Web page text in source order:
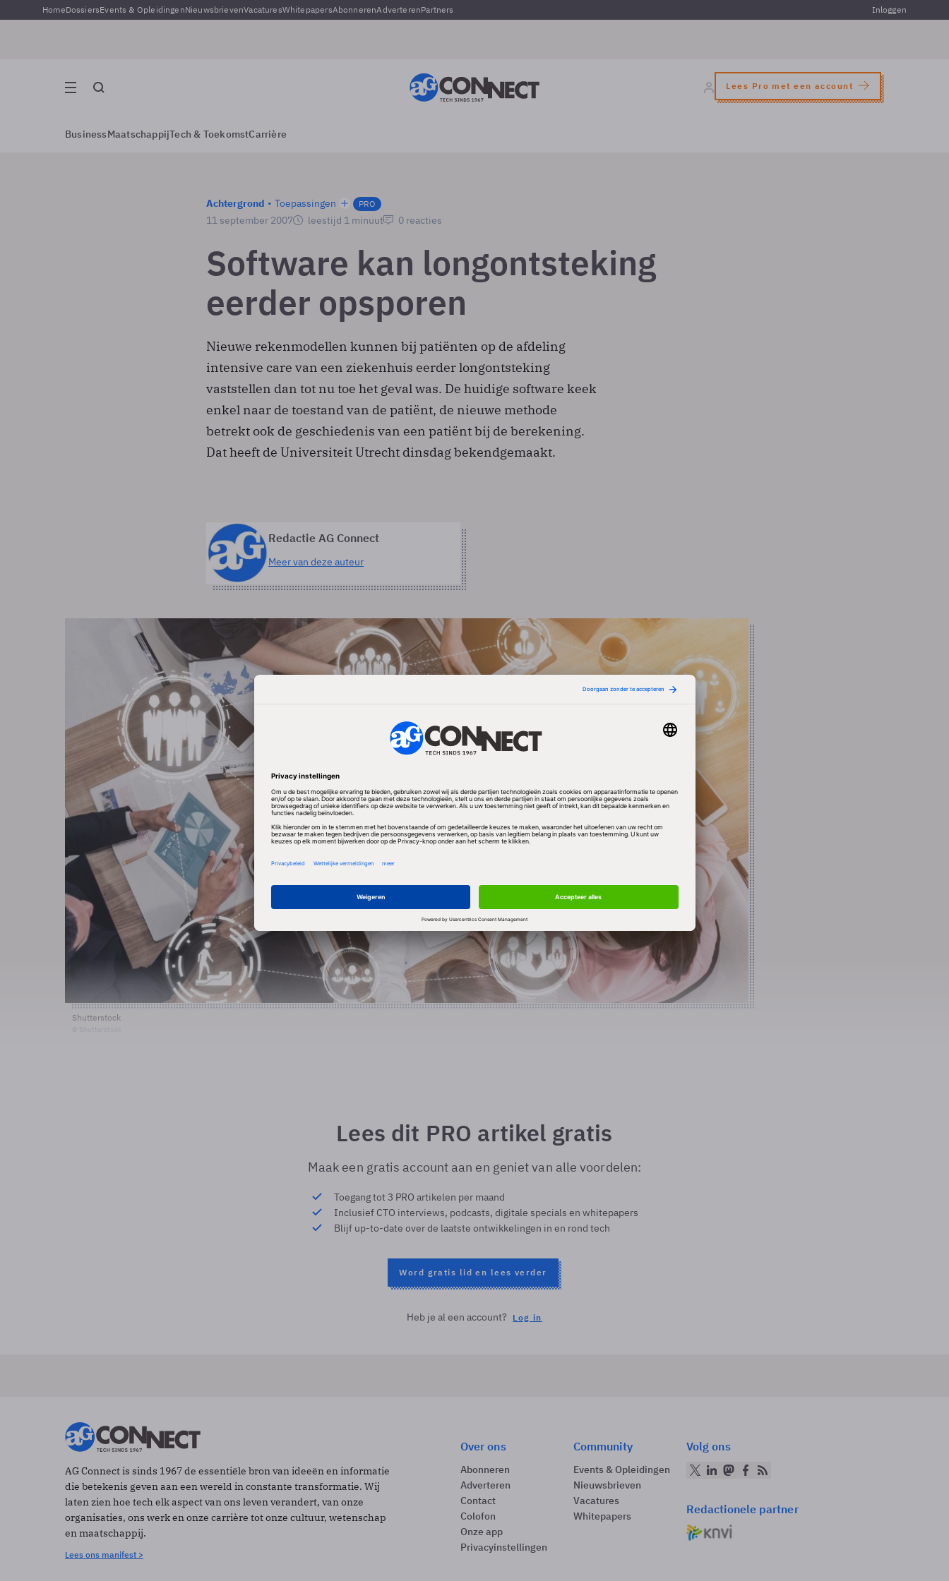
HomeDossiersEvents & OpleidingenNieuwsbrievenVacaturesWhitepapersAbonnerenAdverterenPartners Inloggen
Lees Pro met een account
BusinessMaatschappijTech & ToekomstCarrière
Achtergrond Toepassingen PRO
11 september 2007 leestijd 1 minuut 0 reacties
Software kan longontsteking
eerder opsporen
Nieuwe rekenmodellen kunnen bij patiënten op de afdeling
intensive care van een ziekenhuis eerder longontsteking
vaststellen dan tot nu toe het geval was. De huidige software keek
enkel naar de toestand van de patiënt, de nieuwe methode
betrekt ook de geschiedenis van een patiënt bij de berekening.
Dat heeft de Universiteit Utrecht dinsdag bekendgemaakt.
Redactie AG Connect
Meer van deze auteur
Shutterstock
Lees dit PRO artikel gratis
Maak een gratis account aan en geniet van alle voordelen:
Toegang tot 3 PRO artikelen per maand
Inclusief CTO interviews, podcasts, digitale specials en whitepapers
Blijf up-to-date over de laatste ontwikkelingen in en rond tech
Word gratis lid en lees verder
Heb je al een account? Log in
AG Connect is sinds 1967 de essentiële bron van ideeën en informatie
die betekenis geven aan een wereld in constante transformatie. Wij
laten zien hoe tech elk aspect van ons leven verandert, van onze
organisaties, ons werk en onze carrière tot onze cultuur, wetenschap
en maatschappij.
Lees ons manifest >
Over ons
Abonneren
Adverteren
Contact
Colofon
Onze app
Privacyinstellingen
Community
Events & Opleidingen
Nieuwsbrieven
Vacatures
Whitepapers
Volg ons
Redactionele partner